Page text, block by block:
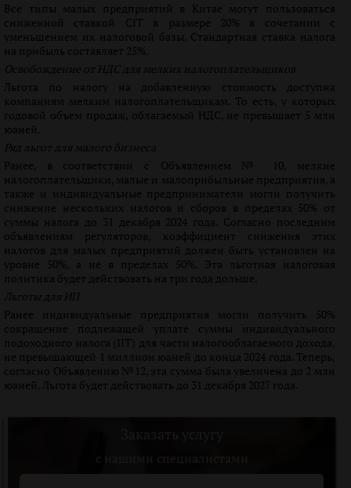
Все типы малых предприятий в Китае могут пользоваться
сниженной ставкой CIT в размере 20% в сочетании с
уменьшением их налоговой базы. Стандартная ставка налога
на прибыль составляет 25%.
Освобождение от НДС для мелких налогоплательщиков
Льгота по налогу на добавленную стоимость доступна
компаниям мелким налогоплательщикам. То есть, у которых
годовой объем продаж, облагаемый НДС, не превышает 5 млн
юаней.
Ряд льгот для малого бизнеса
Ранее, в соответствии с Объявлением № 10, мелкие
налогоплательщики, малые и малоприбыльные предприятия, а
также и индивидуальные предприниматели могли получить
снижение нескольких налогов и сборов в пределах 50% от
суммы налога до 31 декабря 2024 года. Согласно последним
объявлениям регуляторов, коэффициент снижения этих
налогов для малых предприятий должен быть установлен на
уровне 50%, а не в пределах 50%. Эта льготная налоговая
политика будет действовать на три года дольше.
Льготы для ИП
Ранее индивидуальные предприятия могли получить 50%
сокращение подлежащей уплате суммы индивидуального
подоходного налога (IIT) для части налогооблагаемого дохода,
не превышающей 1 миллион юаней до конца 2024 года. Теперь,
согласно Объявлению №12, эта сумма была увеличена до 2 млн
юаней. Льгота будет действовать до 31 декабря 2027 года.
c нашими специалистами